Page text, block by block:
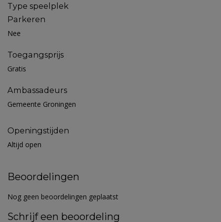
Type speelplek
Parkeren
Nee
Toegangsprijs
Gratis
Ambassadeurs
Gemeente Groningen
Openingstijden
Altijd open
Beoordelingen
Nog geen beoordelingen geplaatst
Schrijf een beoordeling